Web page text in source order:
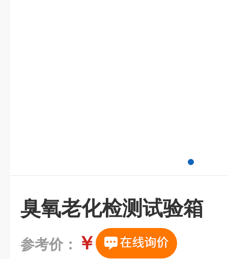
臭氧老化检测试验箱
参考价： ￥